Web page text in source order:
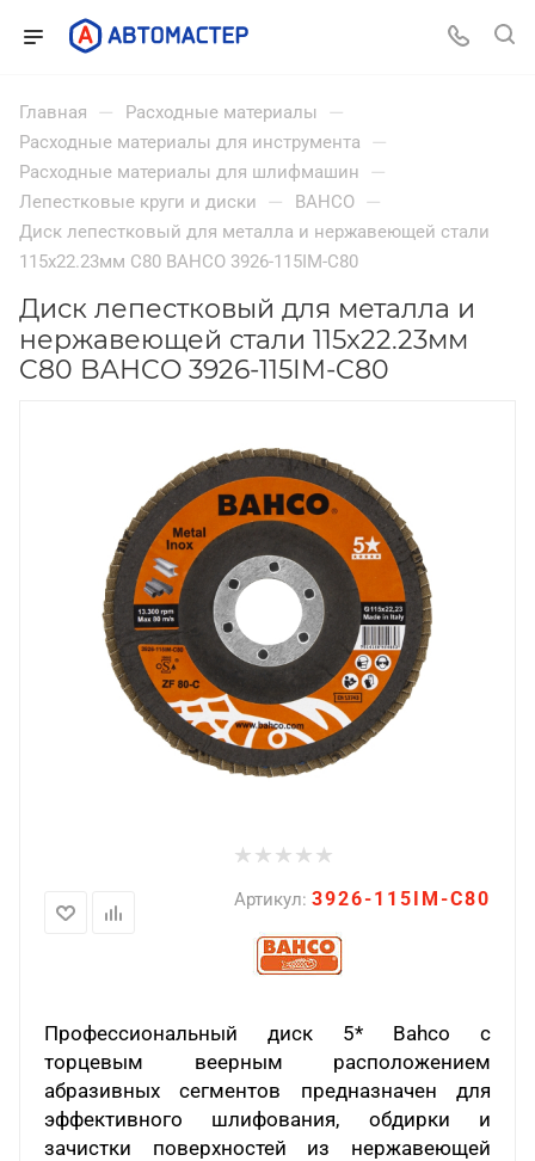
Главная — Расходные материалы —
Расходные материалы для инструмента —
Расходные материалы для шлифмашин —
Лепестковые круги и диски — BAHCO —
Диск лепестковый для металла и нержавеющей стали
115x22.23мм C80 BAHCO 3926-115IM-C80
Диск лепестковый для металла и
нержавеющей стали 115x22.23мм
C80 BAHCO 3926-115IM-C80
Артикул: 3926-115IM-C80
Профессиональный диск 5* Bahco
с
торцевым веерным расположением
абразивных сегментов предназначен для
эффективного шлифования, обдирки и
зачистки поверхностей из нержавеющей